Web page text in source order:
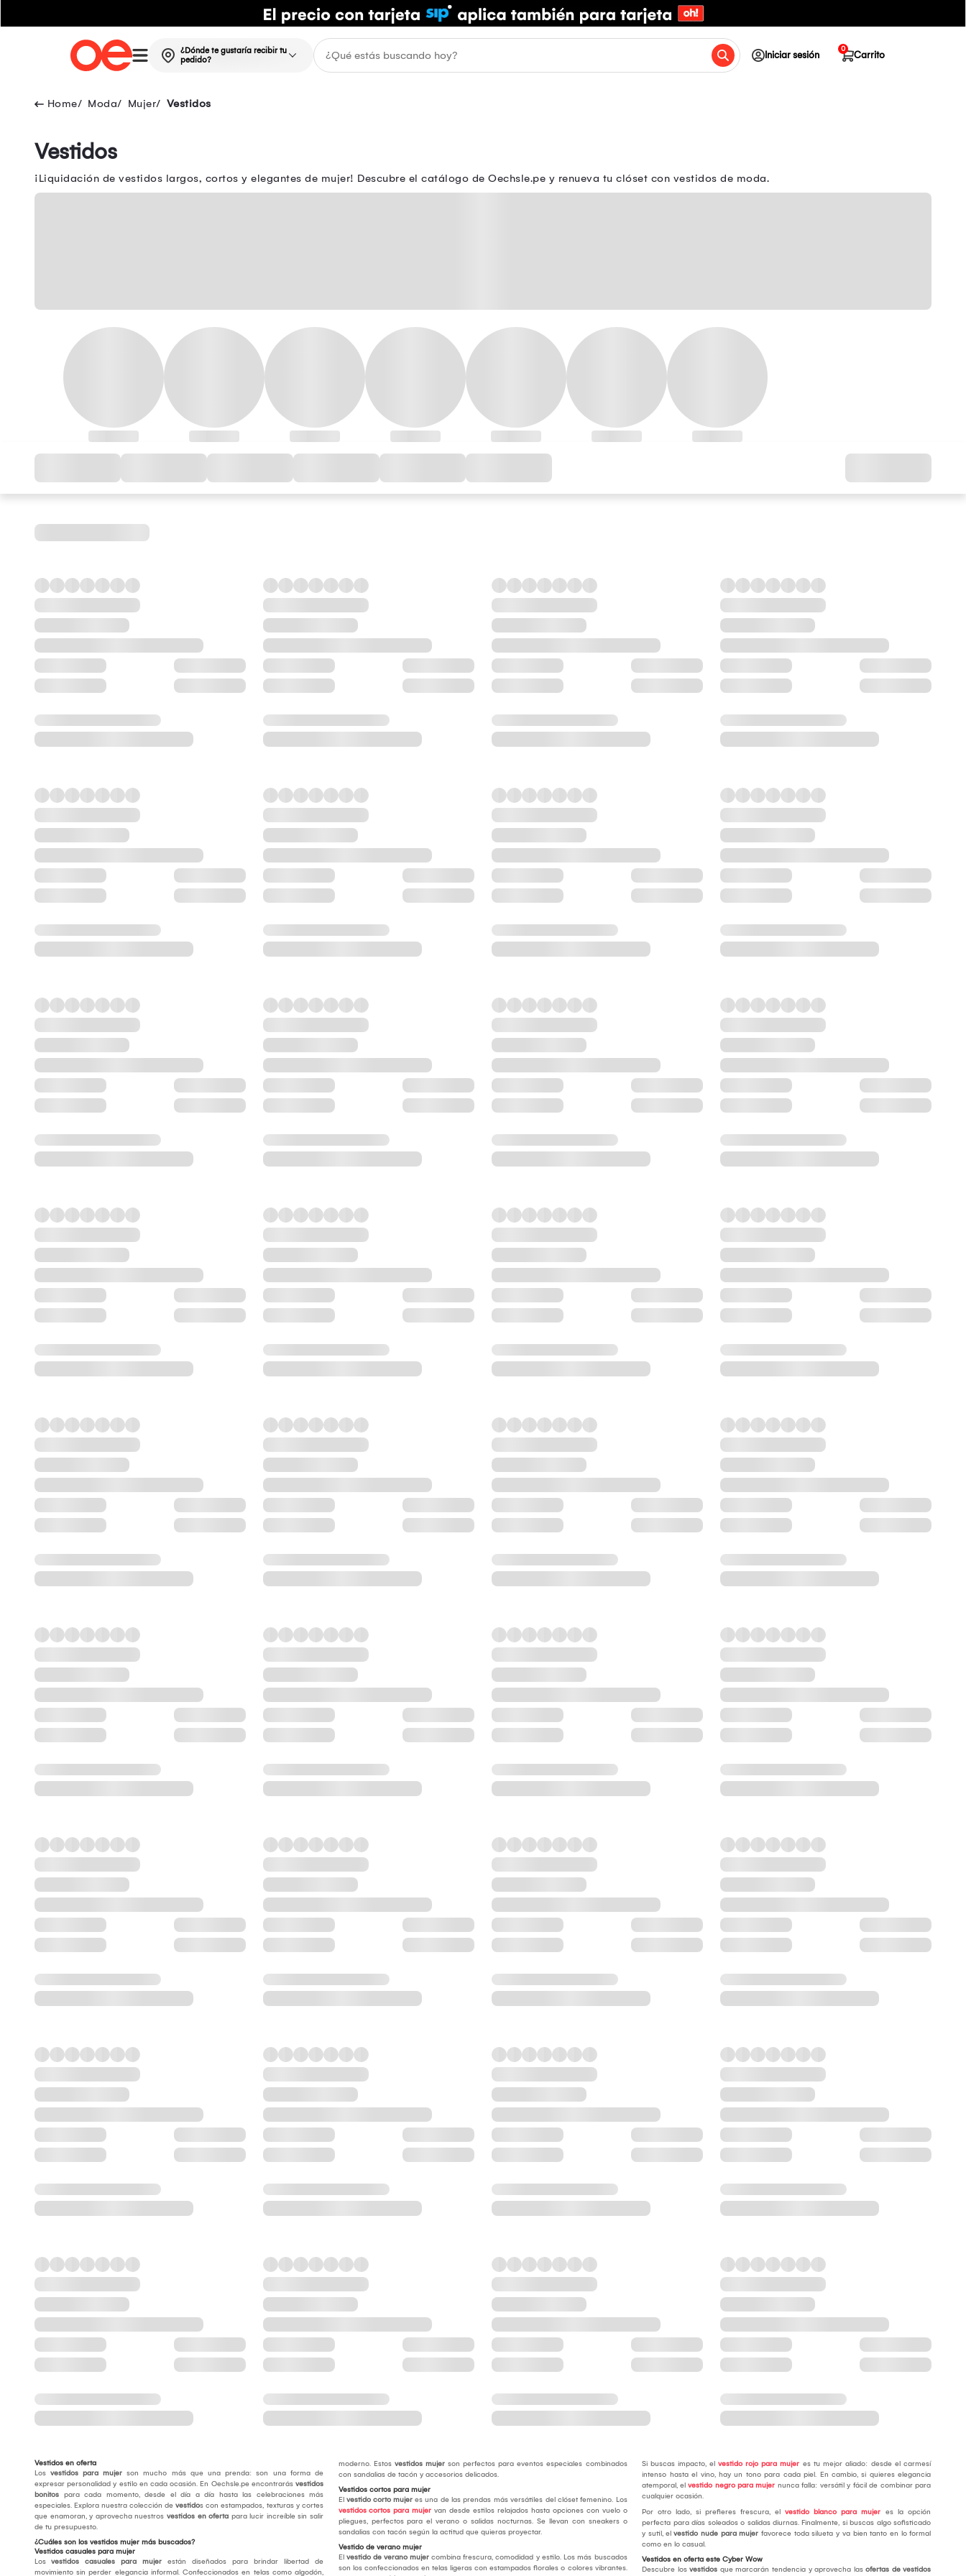
¿Dónde te gustaría recibir tu
pedido?
Iniciar sesión Carrito
0
Moda Mujer Vestidos
Vestidos
¡Liquidación de vestidos largos, cortos y elegantes de mujer! Descubre el catálogo de Oechsle.pe y renueva tu clóset con vestidos de moda.
Vestidos en oferta
Los vestidos para mujer son mucho más que una prenda: son una forma de
expresar personalidad y estilo en cada ocasión. En Oechsle.pe encontrarás vestidos
bonitos para cada momento, desde el día a día hasta las celebraciones más
especiales. Explora nuestra colección de vestidos con estampados, texturas y cortes
que enamoran, y aprovecha nuestros vestidos en oferta para lucir increíble sin salir
de tu presupuesto.
¿Cuáles son los vestidos mujer más buscados?
Vestidos casuales para mujer
Los vestidos casuales para mujer están diseñados para brindar libertad de
movimiento sin perder elegancia informal. Confeccionados en telas como algodón,
moderno. Estos vestidos mujerson perfectos para eventos especiales combinados
con sandalias de tacón y accesorios delicados.
Vestidos cortos para mujer
El vestido corto mujeres una de las prendas más versátiles del clóset femenino. Los
vestidos cortos para mujervan desde estilos relajados hasta opciones con vuelo o
pliegues, perfectos para el verano o salidas nocturnas. Se llevan con sneakers o
sandalias con tacón según la actitud que quieras proyectar.
Vestido de verano mujer
El vestido de verano mujercombina frescura, comodidad y estilo. Los más buscados
son los confeccionados en telas ligeras con estampados florales o colores vibrantes.
Si buscas impacto, elvestido rojo para mujer es tu mejor aliado: desde el carmesí
intenso hasta el vino, hay un tono para cada piel. En cambio, si quieres elegancia
atemporal, elvestido negro para mujer nunca falla: versátil y fácil de combinar para
cualquier ocasión.
Por otro lado, si prefieres frescura, elvestido blanco para mujer es la opción
perfecta para días soleados o salidas diurnas. Finalmente, si buscas algo sofisticado
y sutil, elvestido nude para mujer favorece toda silueta y va bien tanto en lo formal
como en lo casual.
Vestidos en oferta este Cyber Wow
Descubre losvestidos que marcarán tendencia y aprovecha lasofertas de vestidos